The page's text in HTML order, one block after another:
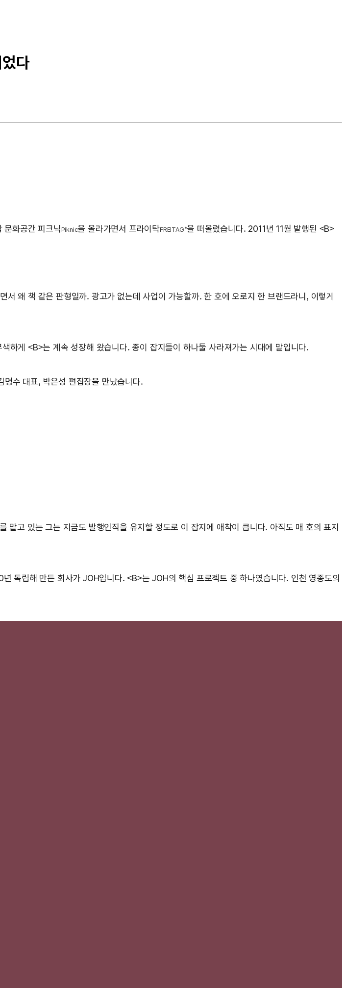
다
문화공간 피크닉Piknic을 올라가면서 프라이탁FREITAG*을 떠올렸습니다. 2011년 11월 발행된 <B>
왜 책 같은 판형일까. 광고가 없는데 사업이 가능할까. 한 호에 오로지 한 브랜드라니, 이렇게
하게 <B>는 계속 성장해 왔습니다. 종이 잡지들이 하나둘 사라져가는 시대에 말입니다.
수 대표, 박은성 편집장을 만났습니다.
맡고 있는 그는 지금도 발행인직을 유지할 정도로 이 잡지에 애착이 큽니다. 아직도 매 호의 표지
독립해 만든 회사가 JOH입니다. <B>는 JOH의 핵심 프로젝트 중 하나였습니다. 인천 영종도의